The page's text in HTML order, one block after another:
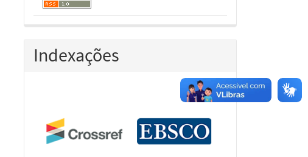
Indexações